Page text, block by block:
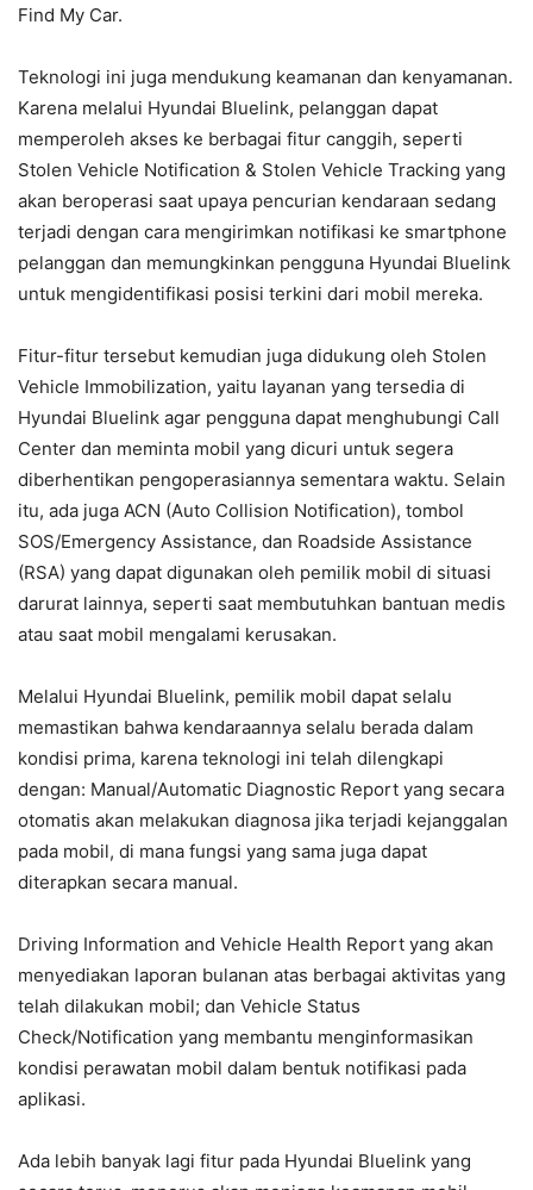
Find My Car.
Teknologi ini juga mendukung keamanan dan kenyamanan.
Karena melalui Hyundai Bluelink, pelanggan dapat
memperoleh akses ke berbagai fitur canggih, seperti
Stolen Vehicle Notification & Stolen Vehicle Tracking yang
akan beroperasi saat upaya pencurian kendaraan sedang
terjadi dengan cara mengirimkan notifikasi ke smartphone
pelanggan dan memungkinkan pengguna Hyundai Bluelink
untuk mengidentifikasi posisi terkini dari mobil mereka.
Fitur-fitur tersebut kemudian juga didukung oleh Stolen
Vehicle Immobilization, yaitu layanan yang tersedia di
Hyundai Bluelink agar pengguna dapat menghubungi Call
Center dan meminta mobil yang dicuri untuk segera
diberhentikan pengoperasiannya sementara waktu. Selain
itu, ada juga ACN (Auto Collision Notification), tombol
SOS/Emergency Assistance, dan Roadside Assistance
(RSA) yang dapat digunakan oleh pemilik mobil di situasi
darurat lainnya, seperti saat membutuhkan bantuan medis
atau saat mobil mengalami kerusakan.
Melalui Hyundai Bluelink, pemilik mobil dapat selalu
memastikan bahwa kendaraannya selalu berada dalam
kondisi prima, karena teknologi ini telah dilengkapi
dengan: Manual/Automatic Diagnostic Report yang secara
otomatis akan melakukan diagnosa jika terjadi kejanggalan
pada mobil, di mana fungsi yang sama juga dapat
diterapkan secara manual.
Driving Information and Vehicle Health Report yang akan
menyediakan laporan bulanan atas berbagai aktivitas yang
telah dilakukan mobil; dan Vehicle Status
Check/Notification yang membantu menginformasikan
kondisi perawatan mobil dalam bentuk notifikasi pada
aplikasi.
Ada lebih banyak lagi fitur pada Hyundai Bluelink yang